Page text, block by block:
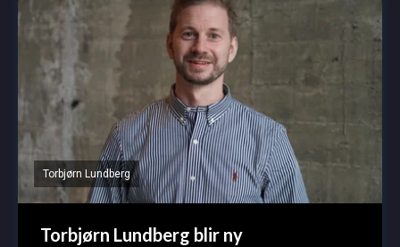
Torbjørn Lundberg
Torbjørn Lundberg blir ny